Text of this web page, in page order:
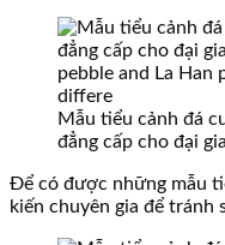
Mẫu tiểu cảnh đá
đẳng cấp cho đại
Để có được những mẫu
kiến chuyên gia để tránh